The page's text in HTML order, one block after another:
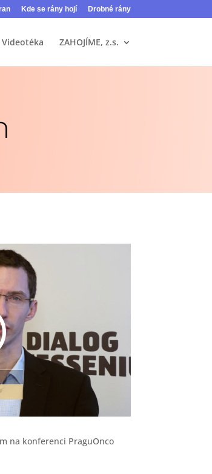
Kde se rány hojí Drobné rány
Videotéka ZAHOJÍME, z.s.
na konferenci PraguOnco